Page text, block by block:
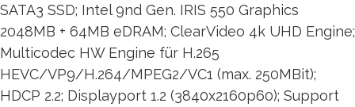
SATA3 SSD; Intel 9nd Gen. IRIS 550 Graphics
2048MB + 64MB eDRAM; ClearVideo 4k UHD Engine;
Multicodec HW Engine für H.265
HEVC/VP9/H.264/MPEG2/VC1 (max. 250MBit);
HDCP 2.2; Displayport 1.2 (3840x2160p60); Support